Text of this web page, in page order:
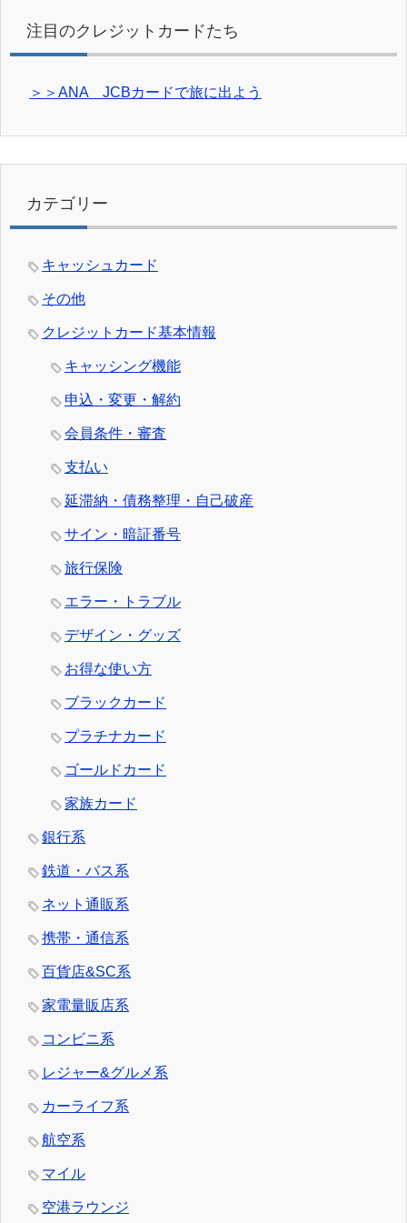
注目のクレジットカードたち
＞＞ANA JCBカードで旅に出よう
カテゴリー
キャッシュカード
その他
クレジットカード基本情報
キャッシング機能
申込・変更・解約
会員条件・審査
支払い
延滞納・債務整理・自己破産
サイン・暗証番号
旅行保険
エラー・トラブル
デザイン・グッズ
お得な使い方
ブラックカード
プラチナカード
ゴールドカード
家族カード
銀行系
鉄道・バス系
ネット通販系
携帯・通信系
百貨店&SC系
家電量販店系
コンビニ系
レジャー&グルメ系
カーライフ系
航空系
マイル
空港ラウンジ